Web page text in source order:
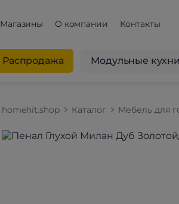
Магазины О компании Контакты
Распродажа Модульные кухни
homehit.shop Каталог Мебель для